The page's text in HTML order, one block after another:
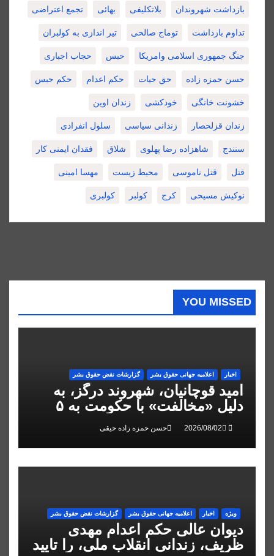
بازداشت شهروندان بلاتکلیفی بهائی تجمع اعتراضی
تداوم بازداشت توماج صالحی تیر اندازی به کولبران
جنگ جمهوری اسلامی وامریکا حبس حجاب اجباری
حسن حمزه زاده حق حیات حکم اعدام حکم حبس
خشونت خانگی خودکشی زندان اوین
زندان قزلحصار زندانی سیاسی سلول انفرادی
سنندج شاهزاده رضا پهلوی شلاق فقدان ایمنی کار
قتل قتل ناموسی محیط زیست مهسا امینی
نوکیش مسیحی کرج کولبر کولبری
YOU MISSED
اخبار اعلاميه جهانی حقوق بشر گزارشات نقض حقوق بشر
امید قوچانیان، شهروند درگز، به
دلیل «مخالفت» با حکومت به ۵
سال زندان محکوم شد
حسن حمزه زاده حیقی
ویژه اخبار اعلاميه جهانی حقوق بشر گزارشات نقض حقوق بشر
دیوان عالی حکم اعدام مهدی
ظریف، زندانی انقلاب ملی، را تایید